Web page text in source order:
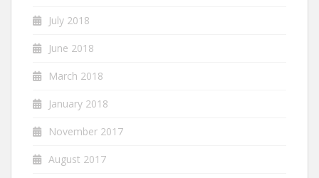
July 2018
June 2018
March 2018
January 2018
November 2017
August 2017